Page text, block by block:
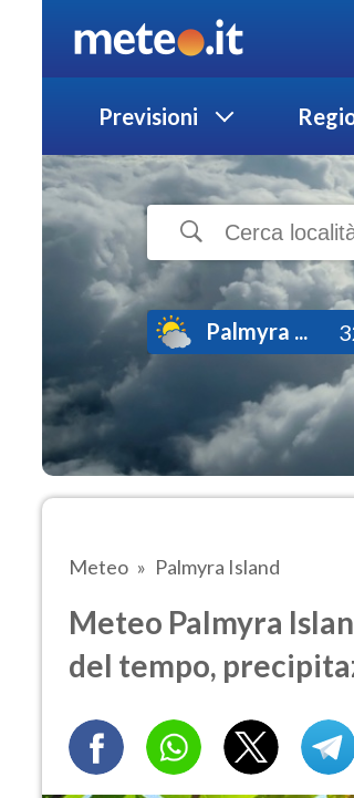
Previsioni
Palmyra ...
Meteo Palmyra Island
Meteo Palmyra
del tempo,